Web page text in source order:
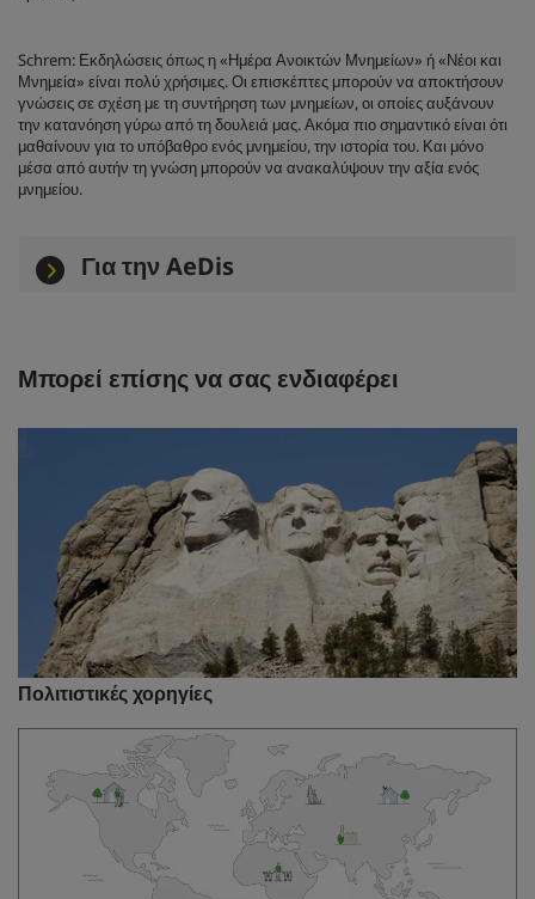
Schrem: Εκδηλώσεις όπως η «Ημέρα Ανοικτών Μνημείων» ή «Νέοι και
Μνημεία» είναι πολύ χρήσιμες. Οι επισκέπτες μπορούν να αποκτήσουν
γνώσεις σε σχέση με τη συντήρηση των μνημείων, οι οποίες αυξάνουν
την κατανόηση γύρω από τη δουλειά μας. Ακόμα πιο σημαντικό είναι ότι
μαθαίνουν για το υπόβαθρο ενός μνημείου, την ιστορία του. Και μόνο
μέσα από αυτήν τη γνώση μπορούν να ανακαλύψουν την αξία ενός
μνημείου.
Για την AeDis
Μπορεί επίσης να σας ενδιαφέρει
Πολιτιστικές χορηγίες